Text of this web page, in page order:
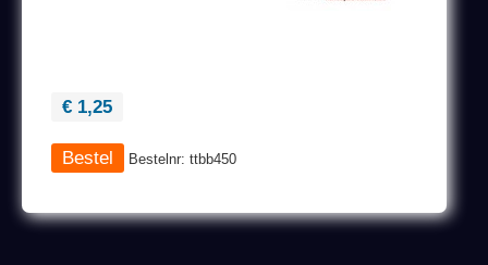
€ 1,25
Bestelnr: ttbb450